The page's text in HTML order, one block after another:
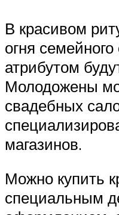
В красивом
огня
атрибутом
Молодожены
свадебных
магазинов.
Можно купить
специальным